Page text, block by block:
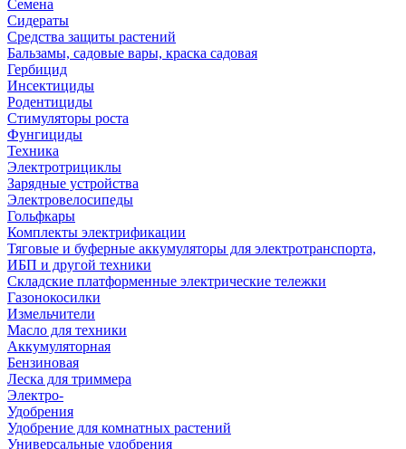
Семена
Сидераты
Средства защиты растений
Бальзамы, садовые вары, краска садовая
Гербицид
Инсектициды
Родентициды
Стимуляторы роста
Фунгициды
Техника
Электротрициклы
Зарядные устройства
Электровелосипеды
Гольфкары
Комплекты электрификации
Тяговые и буферные аккумуляторы для электротранспорта,
ИБП и другой техники
Складские платформенные электрические тележки
Газонокосилки
Измельчители
Масло для техники
Аккумуляторная
Бензиновая
Леска для триммера
Электро-
Удобрения
Удобрение для комнатных растений
Универсальные удобрения